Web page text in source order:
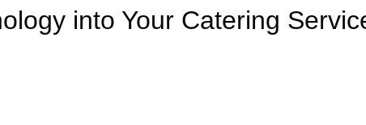
into Your Catering